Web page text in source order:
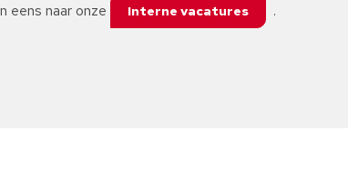
eens naar onze Interne vacatures .